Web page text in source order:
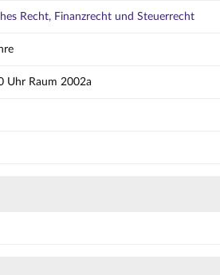
Recht, Finanzrecht und Steuerrecht
Uhr Raum 2002a